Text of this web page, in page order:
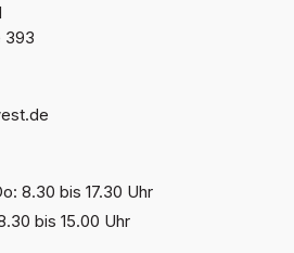
393
8.30 bis 17.30 Uhr
bis 15.00 Uhr